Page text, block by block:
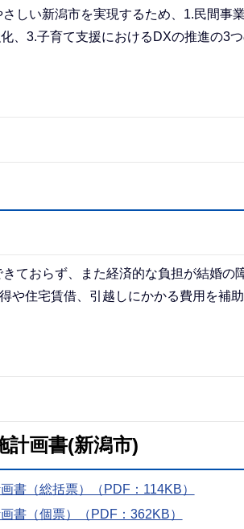
しい新潟市を実現するため、1.民間事
、3.子育て支援におけるDXの推進の3
ておらず、また経済的な負担が結婚の
や住宅賃借、引越しにかかる費用を補
計画書(新潟市)
書（総括票）（PDF：114KB）
書（個票）（PDF：362KB）